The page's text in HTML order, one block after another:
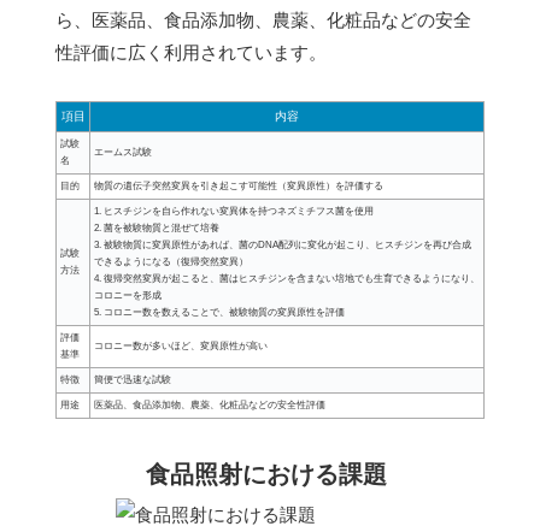
ら、医薬品、食品添加物、農薬、化粧品などの安全
性評価に広く利用されています。
項目 内容
試験
名
エームス試験
目的 物質の遺伝子突然変異を引き起こす可能性（変異原性）を評価する
試験
方法
1. ヒスチジンを自ら作れない変異体を持つネズミチフス菌を使用
2. 菌を被験物質と混ぜて培養
3. 被験物質に変異原性があれば、菌のDNA配列に変化が起こり、ヒスチジンを再び合成
できるようになる（復帰突然変異）
4. 復帰突然変異が起こると、菌はヒスチジンを含まない培地でも生育できるようになり、
コロニーを形成
5. コロニー数を数えることで、被験物質の変異原性を評価
評価
基準
コロニー数が多いほど、変異原性が高い
特徴 簡便で迅速な試験
用途 医薬品、食品添加物、農薬、化粧品などの安全性評価
食品照射における課題